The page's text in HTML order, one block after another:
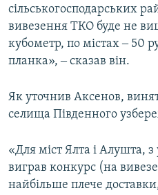
сільськогосподарських
вивезення ТКО буде не
кубометр, по містах ‒ 50
планка», ‒ сказав він.
Як уточнив Аксенов,
селища Південного
«Для міст Ялта і Алушта,
виграв конкурс (на
найбільше плече